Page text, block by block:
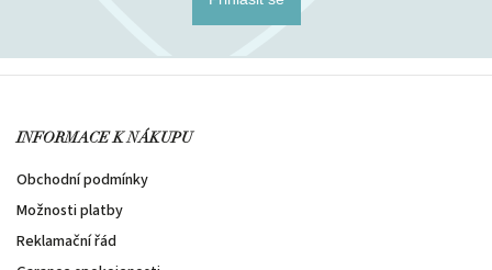
INFORMACE K NÁKUPU
Obchodní podmínky
Možnosti platby
Reklamační řád